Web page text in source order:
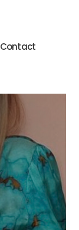
Contact